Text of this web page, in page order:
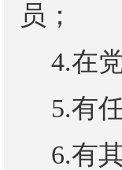
员；
4.在
5.有
6.有